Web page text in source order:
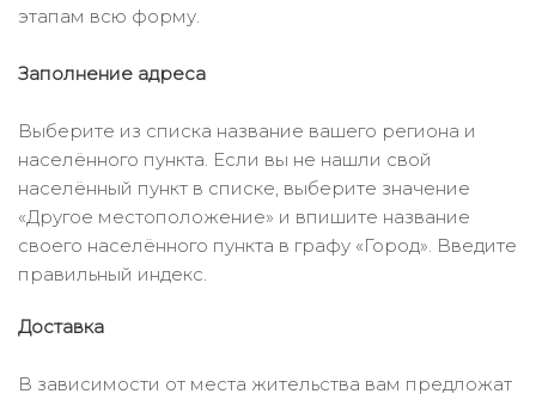
этапам всю форму.
Заполнение адреса
Выберите из списка название вашего региона и
населённого пункта. Если вы не нашли свой
населённый пункт в списке, выберите значение
«Другое местоположение» и впишите название
своего населённого пункта в графу «Город». Введите
правильный индекс.
Доставка
В зависимости от места жительства вам предложат